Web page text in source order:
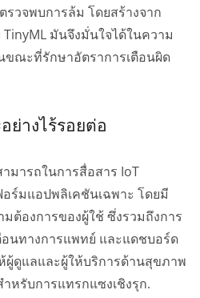
วจพบการล้ม โดยสร้างจาก
มันจึงมั่นใจได้ในความ
ขณะที่รักษาอัตราการเตือนผิด
ย่างไร้รอยต่อ
มารถในการสื่อสาร IoT
ร์มแอปพลิเคชันเฉพาะ โดยมี
ต้องการของผู้ใช้ ซึ่งรวมถึงการ
อนทางการแพทย์ และแดชบอร์ด
ผู้ดูแลและผู้ให้บริการด้านสุขภาพ
หรับการแทรกแซงเชิงรุก.